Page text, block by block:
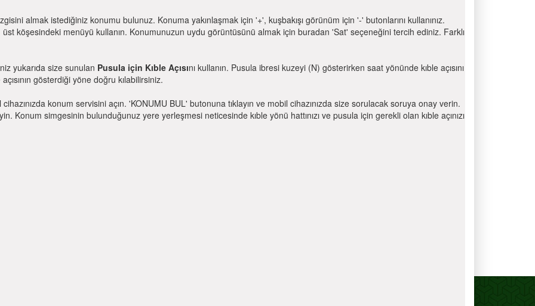
almak istediğiniz konumu bulunuz. Konuma yakınlaşmak için '+', kuşbakışı görünüm için '-' butonlarını kullanınız.
köşesindeki menüyü kullanın. Konumunuzun uydu görüntüsünü almak için buradan 'Sat' seçeneğini tercih ediniz. Farklı
yukarıda size sunulan Pusula için Kıble Açısını kullanın. Pusula ibresi kuzeyi (N) gösterirken saat yönünde kıble açısını
açısının gösterdiği yöne doğru kılabilirsiniz.
konum servisini açın. 'KONUMU BUL' butonuna tıklayın ve mobil cihazınızda size sorulacak soruya onay verin.
Konum simgesinin bulunduğunuz yere yerleşmesi neticesinde kıble yönü hattınızı ve pusula için gerekli olan kıble açınızı